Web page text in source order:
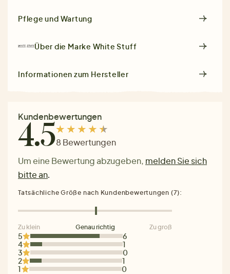
Pflege und Wartung
Über die Marke White Stuff
Informationen zum Hersteller
Kundenbewertungen
4.58 Bewertungen
Um eine Bewertung abzugeben, melden Sie sich
bitte an.
5
6
4
1
3
0
2
1
1
0
Tatsächliche Größe nach Kundenbewertungen (7):
Zu klein Genau richtig Zu groß